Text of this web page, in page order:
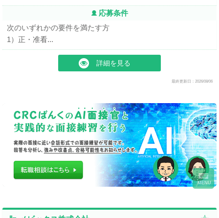
応募条件
次のいずれかの要件を満たす方
1）正・准看...
詳細を見る
最終更新日：2026/08/06
MENU